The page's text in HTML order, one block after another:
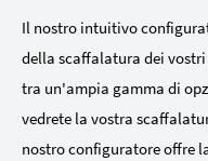
Il nostro intuitivo
della scaffalatura dei
tra un'ampia gamma di
vedrete la vostra
nostro configuratore offre